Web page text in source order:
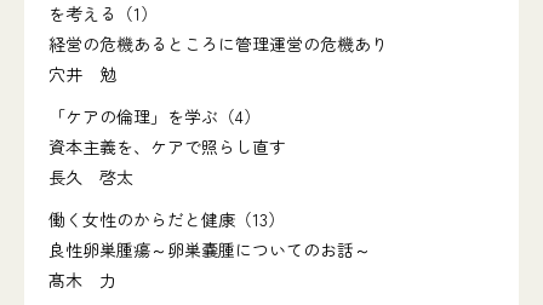
を考える（1）
経営の危機あるところに管理運営の危機あり
穴井 勉
「ケアの倫理」を学ぶ（4）
資本主義を、ケアで照らし直す
長久 啓太
働く女性のからだと健康（13）
良性卵巣腫瘍～卵巣嚢腫についてのお話～
髙木 力